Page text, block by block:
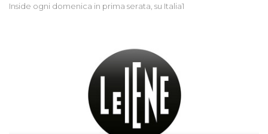
Inside ogni domenica in prima serata, su Italia1